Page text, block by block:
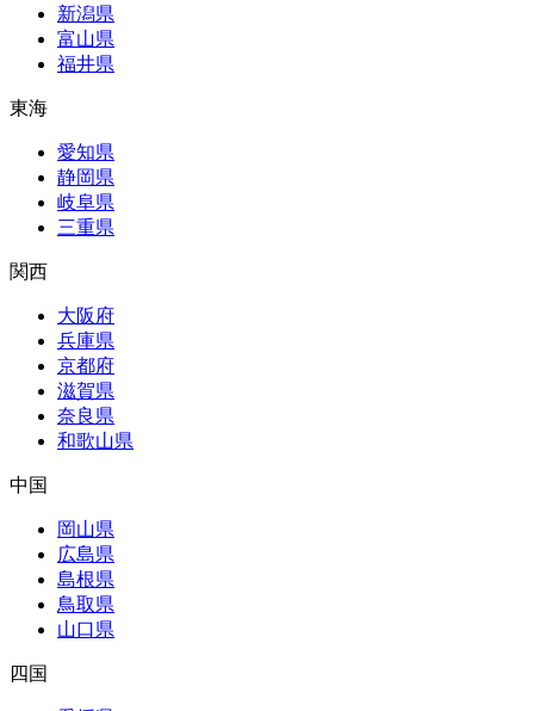
新潟県
富山県
福井県
東海
愛知県
静岡県
岐阜県
三重県
関西
大阪府
兵庫県
京都府
滋賀県
奈良県
和歌山県
中国
岡山県
広島県
島根県
鳥取県
山口県
四国